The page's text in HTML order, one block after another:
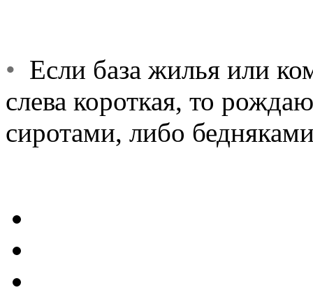
• Если база жилья или
слева короткая, то
сиротами, либо